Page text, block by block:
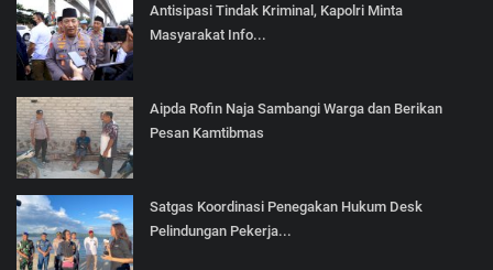
Antisipasi Tindak Kriminal, Kapolri Minta
Masyarakat Info...
Aipda Rofin Naja Sambangi Warga dan Berikan
Pesan Kamtibmas
Satgas Koordinasi Penegakan Hukum Desk
Pelindungan Pekerja...